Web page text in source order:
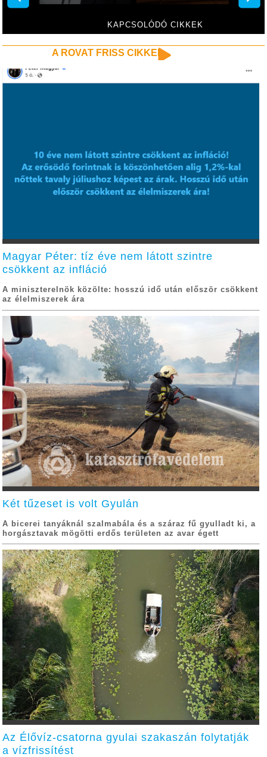
KAPCSOLÓDÓ CIKKEK
A ROVAT FRISS CIKKEI
Magyar Péter: tíz éve nem látott szintre
csökkent az infláció
A miniszterelnök közölte: hosszú idő után először csökkent
az élelmiszerek ára
Két tűzeset is volt Gyulán
A bicerei tanyáknál szalmabála és a száraz fű gyulladt ki, a
horgásztavak mögötti erdős területen az avar égett
Az Élővíz-csatorna gyulai szakaszán folytatják
a vízfrissítést